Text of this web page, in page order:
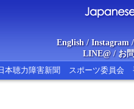
English/ Instagram/
LINE@/ お
本聴力障害新聞 スポーツ委員会